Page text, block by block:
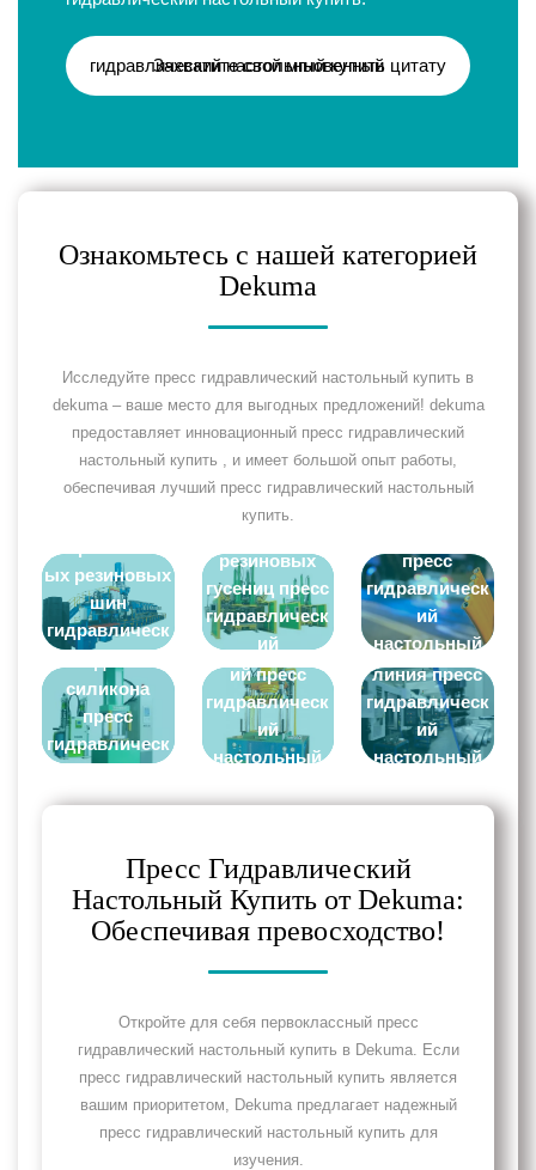
Захватите свой мгновенный гидравлический настольный купить цитату
Ознакомьтесь с нашей категорией
Dekuma
Исследуйте пресс гидравлический настольный купить в
dekuma – ваше место для выгодных предложений! dekuma
предоставляет инновационный пресс гидравлический
настольный купить , и имеет большой опыт работы,
обеспечивая лучший пресс гидравлический настольный
купить.
Линия по
ых резиновых
шин
гидравлическ
настольный
купить
резиновых
гусениц пресс
гидравлическ
ий
настольный
купить
пресс
гидравлическ
ий
настольный
купить
Литиевая
машина для
силикона
пресс
гидравлическ
настольный
Гидравлическ
ий пресс
гидравлическ
ий
настольный
Экструзионная
линия пресс
гидравлическ
ий
настольный
Пресс Гидравлический
Настольный Купить от Dekuma:
Обеспечивая превосходство!
Откройте для себя первоклассный пресс
гидравлический настольный купить в Dekuma. Если
пресс гидравлический настольный купить является
вашим приоритетом, Dekuma предлагает надежный
пресс гидравлический настольный купить для
изучения.